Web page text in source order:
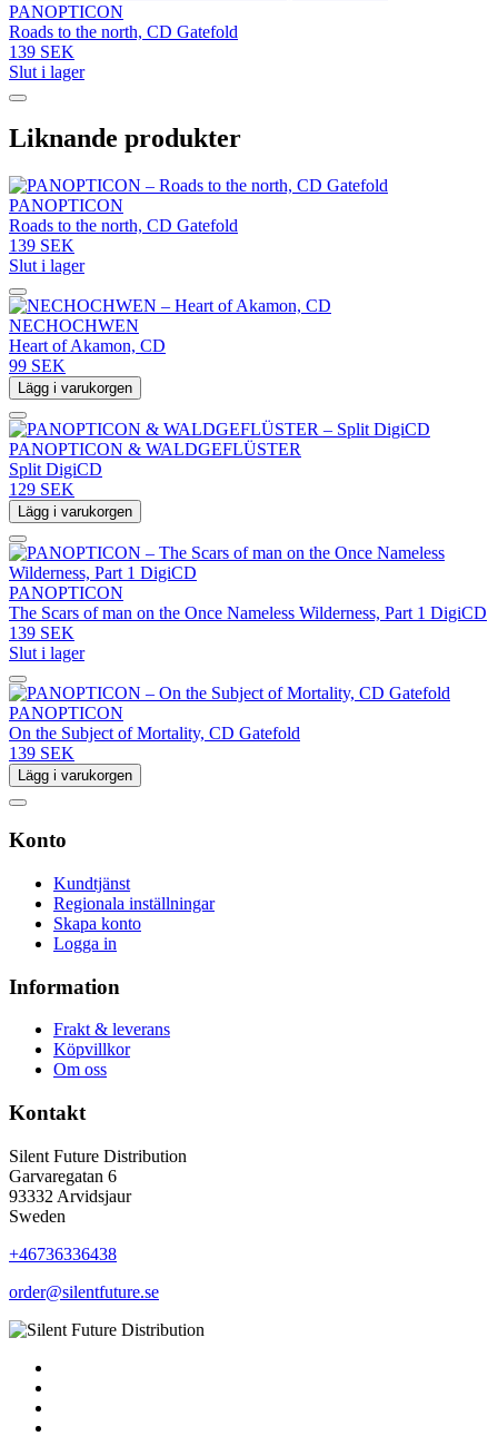
PANOPTICON
Roads to the north, CD Gatefold
139 SEK
Slut i lager
Liknande produkter
PANOPTICON
Roads to the north, CD Gatefold
139 SEK
Slut i lager
NECHOCHWEN
Heart of Akamon, CD
99 SEK
Lägg i varukorgen
PANOPTICON & WALDGEFLÜSTER
Split DigiCD
129 SEK
Lägg i varukorgen
PANOPTICON
The Scars of man on the Once Nameless Wilderness, Part 1 DigiCD
139 SEK
Slut i lager
PANOPTICON
On the Subject of Mortality, CD Gatefold
139 SEK
Lägg i varukorgen
Konto
Kundtjänst
Regionala inställningar
Skapa konto
Logga in
Information
Frakt & leverans
Köpvillkor
Om oss
Kontakt
Silent Future Distribution
Garvaregatan 6
93332 Arvidsjaur
Sweden
+46736336438
order@silentfuture.se